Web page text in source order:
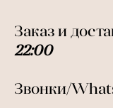
Заказ и
22:00
Звонки/